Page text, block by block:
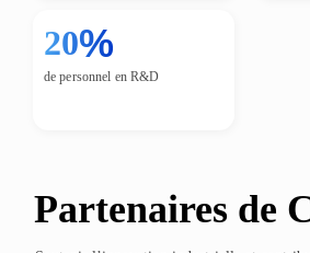
20%
de personnel en R&D
Partenaires de